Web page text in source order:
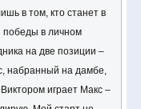
в том, кто станет в
победы в личном
на две позиции –
набранный на дамбе,
играет Макс –